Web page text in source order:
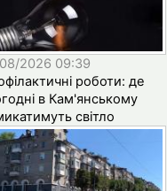
2026 09:39
роботи: де
в Кам'янському
світло